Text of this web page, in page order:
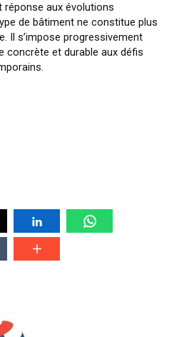
réponse aux évolutions
de bâtiment ne constitue plus
Il s’impose progressivement
concrète et durable aux défis